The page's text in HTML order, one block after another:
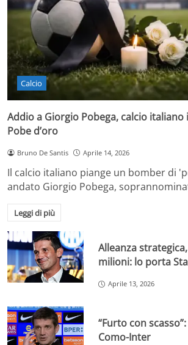
Calcio
Addio a Giorgio Pobega, calcio
Pobe d’oro
Bruno De Santis Aprile 14, 2026
Il calcio italiano piange un bomber di
andato Giorgio Pobega,
Leggi di più
Alleanza
milioni: lo porta
Aprile 13, 2026
“Furto con
Como-Inter